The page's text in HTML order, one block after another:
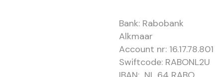
Bank: Rabobank
Alkmaar
Account nr: 16.17.78.801
Swiftcode: RABONL2U